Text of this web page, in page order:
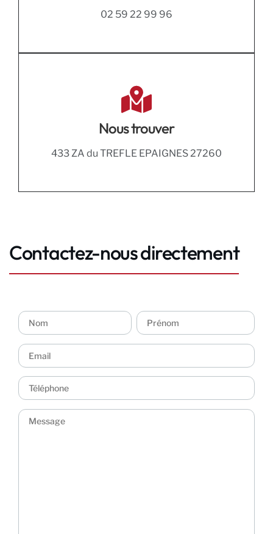
02 59 22 99 96
Nous trouver
433 ZA du TREFLE EPAIGNES 27260
Contactez-nous directement